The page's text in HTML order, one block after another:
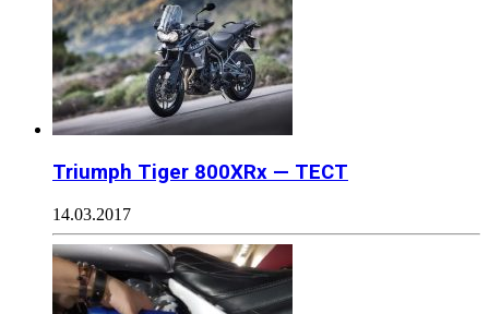
Triumph Tiger 800XRx — ТЕСТ
14.03.2017